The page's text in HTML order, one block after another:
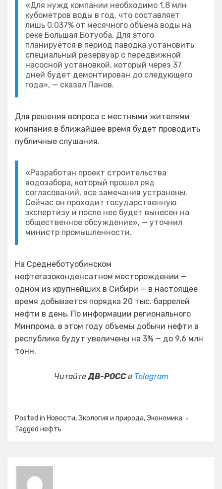
«Для нужд компании необходимо 1,8 млн
кубометров воды в год, что составляет
лишь 0,037% от месячного объема воды на
реке Большая Ботуоба. Для этого
планируется в период паводка установить
специальный резервуар с передвижной
насосной установкой, который через 37
дней будет демонтирован до следующего
года», — сказал Панов.
Для решения вопроса с местными жителями
компания в ближайшее время будет проводить
публичные слушания.
«Разработан проект строительства
водозабора, который прошел ряд
согласований, все замечания устранены.
Сейчас он проходит государственную
экспертизу и после нее будет вынесен на
общественное обсуждение», — уточнил
министр промышленности.
На Среднеботуобинском
нефтегазоконденсатном месторождении —
одном из крупнейших в Сибири — в настоящее
время добывается порядка 20 тыс. баррелей
нефти в день. По информации регионального
Минпрома, в этом году объемы добычи нефти в
республике будут увеличены на 3% — до 9,6 млн
тонн.
ЧитайтеДВ-РОССв Telegram
Posted in Новости,Экология и природа,Экономика
Tagged нефть